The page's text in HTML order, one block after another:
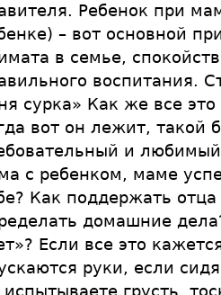
Ребенок при
– вот основной
в семье,
воспитания.
сурка» Как же все
вот он лежит, такой
и
с ребенком, маме
Как поддержать
домашние
Если все это
руки, если
грусть,